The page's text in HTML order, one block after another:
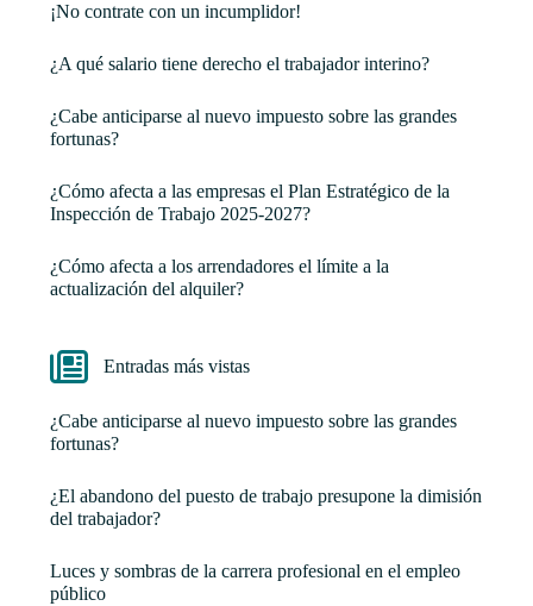
¡No contrate con un incumplidor!
¿A qué salario tiene derecho el trabajador interino?
¿Cabe anticiparse al nuevo impuesto sobre las grandes
fortunas?
¿Cómo afecta a las empresas el Plan Estratégico de la
Inspección de Trabajo 2025-2027?
¿Cómo afecta a los arrendadores el límite a la
actualización del alquiler?
Entradas más vistas
¿Cabe anticiparse al nuevo impuesto sobre las grandes
fortunas?
¿El abandono del puesto de trabajo presupone la dimisión
del trabajador?
Luces y sombras de la carrera profesional en el empleo
público